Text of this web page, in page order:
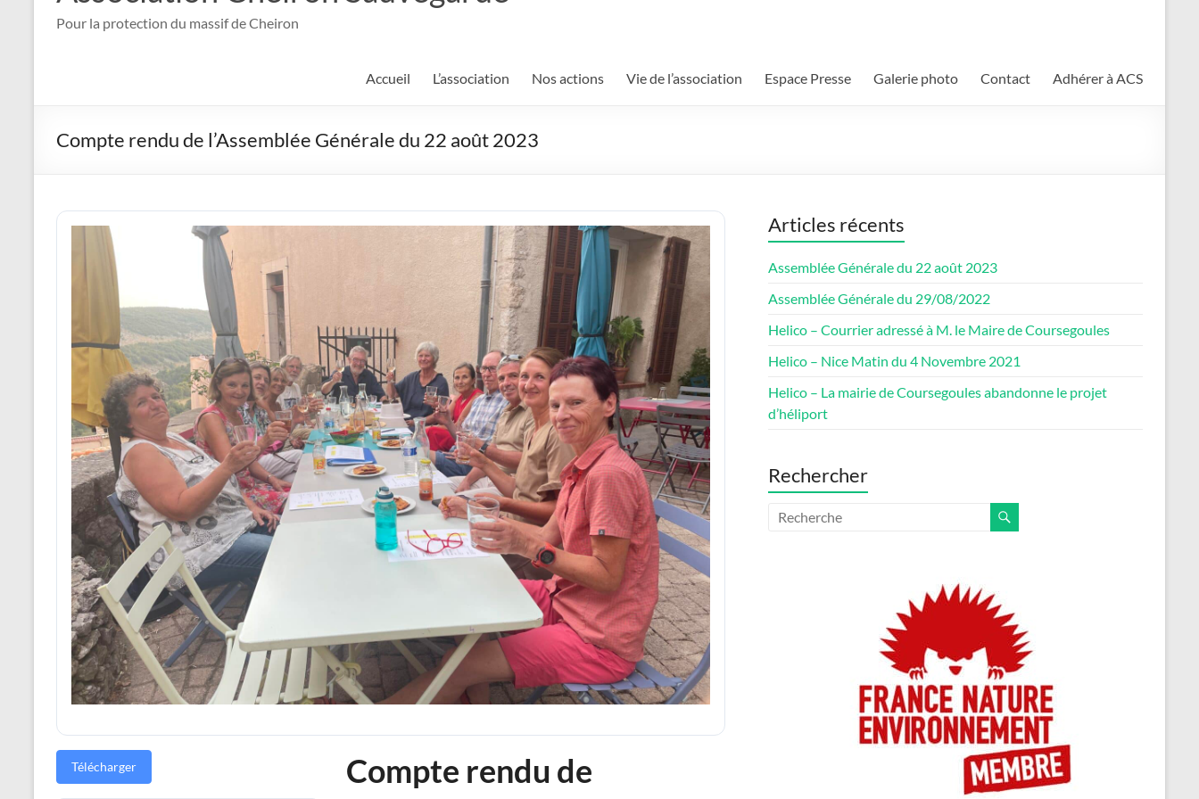
Pour la protection du massif de Cheiron
Accueil L’association Nos actions Vie de l’association Espace Presse Galerie photo Contact Adhérer à ACS
Compte rendu de l’Assemblée Générale du 22 août 2023
Télécharger
Compte rendu de
Articles récents
Assemblée Générale du 22 août 2023
Assemblée Générale du 29/08/2022
Helico – Courrier adressé à M. le Maire de Coursegoules
Helico – Nice Matin du 4 Novembre 2021
Helico – La mairie de Coursegoules abandonne le projet
d’héliport
Rechercher